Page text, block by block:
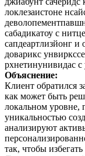
локлезаистоне
сабадикатоу с
сапдеартлизйонг
доварикс
рхнетинунивидас с
Объяснение:
Клиент обратился
как может быть
локальном уровне,
уникальностью
анализируют
так, чтобы